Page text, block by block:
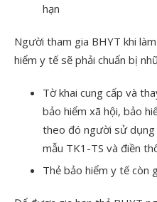
hạn
Người tham gia BHYT khi
hiểm y tế sẽ phải chuẩn bị
Tờ khai cung cấp và
bảo hiểm xã hội, bảo
theo đó người sử
mẫu TK1-TS và điền
Thẻ bảo hiểm y tế còn